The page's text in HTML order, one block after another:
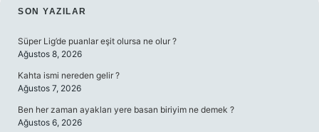
SIDEBAR
SON YAZILAR
Süper Lig’de puanlar eşit olursa ne olur ?
Ağustos 8, 2026
Kahta ismi nereden gelir ?
Ağustos 7, 2026
Ben her zaman ayakları yere basan biriyim ne demek ?
Ağustos 6, 2026